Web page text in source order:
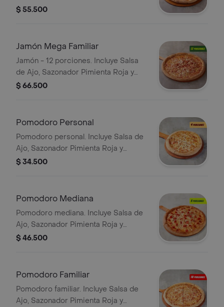
Pepperoncini.
$ 55.500
Jamón Mega Familiar
Jamón - 12 porciones. Incluye Salsa
de Ajo, Sazonador Pimienta Roja y
Pepperoncini.
$ 66.500
Pomodoro Personal
Pomodoro personal. Incluye Salsa de
Ajo, Sazonador Pimienta Roja y
Pepperoncini.
$ 34.500
Pomodoro Mediana
Pomodoro mediana. Incluye Salsa de
Ajo, Sazonador Pimienta Roja y
Pepperoncini.
$ 46.500
Pomodoro Familiar
Pomodoro familiar. Incluye Salsa de
Ajo, Sazonador Pimienta Roja y